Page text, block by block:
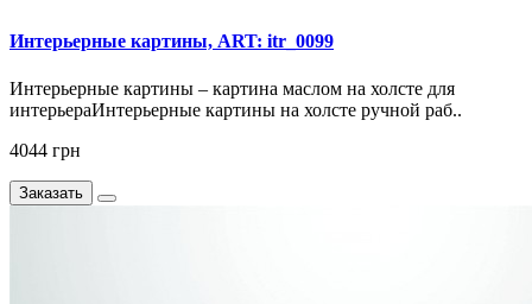
Интерьерные картины, ART: itr_0099
Интерьерные картины – картина маслом на холсте для
интерьераИнтерьерные картины на холсте ручной раб..
4044 грн
Заказать